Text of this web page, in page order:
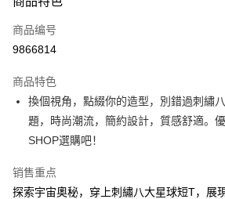
信用卡一次付款
超商取货付款
Apple Pay
街口支付
Google Pay
商品编号
9866814
商品特色
換個視角，點綴你的造型，別錯過刺繡
題，時尚潮流，簡約設計，質感舒適。
SHOP選購吧！
销售重点
探索宇宙奧秘，穿上刺繡八大星球短T，展